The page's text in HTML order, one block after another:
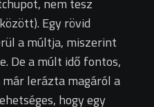
nem tesz
Egy rövid
a múltja, miszerint
De a múlt idő fontos,
lerázta magáról a
hogy egy